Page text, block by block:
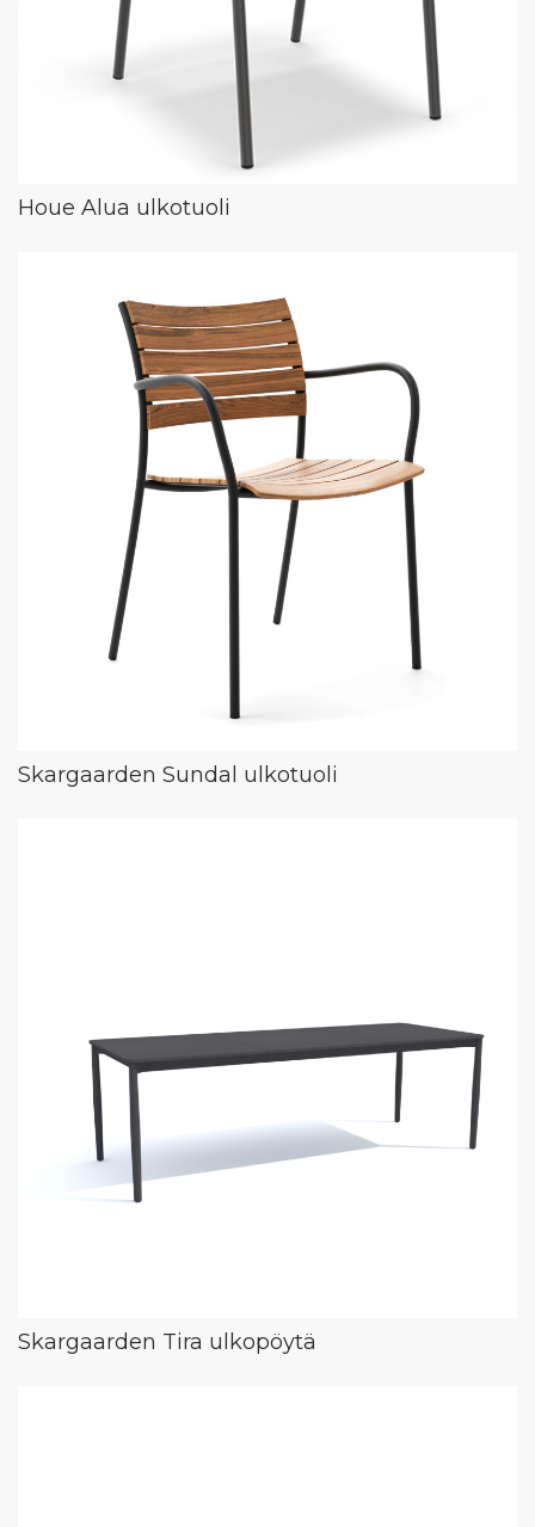
Houe Alua ulkotuoli
Skargaarden Sundal ulkotuoli
Skargaarden Tira ulkopöytä